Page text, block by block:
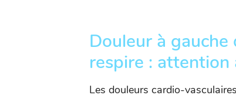
Douleur à
respire : attention
Les douleurs cardio-